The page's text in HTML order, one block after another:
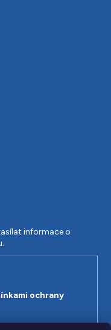
informace o
ochrany